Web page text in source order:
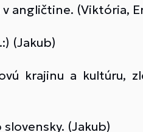
angličtine. (Viktória,
(Jakub)
krajinu a kultúru,
(Jakub)